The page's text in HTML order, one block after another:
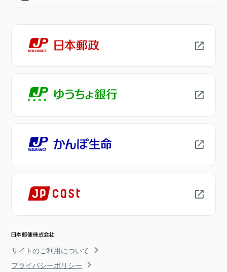
サイトのご利用について
プライバシーポリシー